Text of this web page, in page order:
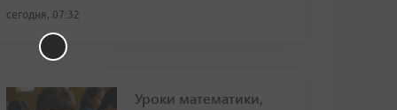
сегодня, 07:32
Уроки математики,